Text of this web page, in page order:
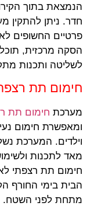
הנמצאת בתוך
חדר. ניתן להתקין
פרטיים החשופים
הסקה מרכזית,
לשליטה ותכנות
חימום תת
מערכת חימום תת
ומאפשרת חימום
וילדים. המערכת
מאד לתכנות
חימום תת רצפתי
הבית בימי החורף
מתחת לפני השטח.